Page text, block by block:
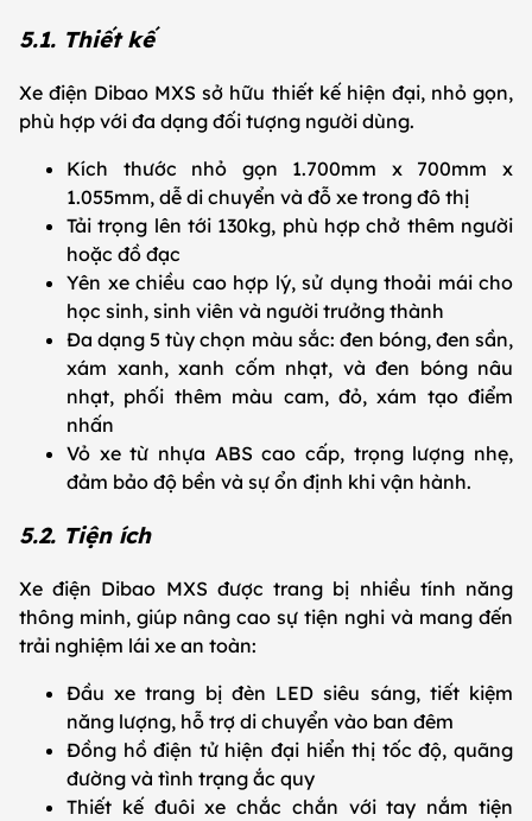
5.1. Thiết kế
Xe điện Dibao MXS sở hữu thiết kế hiện đại, nhỏ gọn,
phù hợp với đa dạng đối tượng người dùng.
Kích thước nhỏ gọn 1.700mm x 700mm x
1.055mm, dễ di chuyển và đỗ xe trong đô thị
Tải trọng lên tới 130kg, phù hợp chở thêm người
hoặc đồ đạc
Yên xe chiều cao hợp lý, sử dụng thoải mái cho
học sinh, sinh viên và người trưởng thành
Đa dạng 5 tùy chọn màu sắc: đen bóng, đen sần,
xám xanh, xanh cốm nhạt, và đen bóng nâu
nhạt, phối thêm màu cam, đỏ, xám tạo điểm
nhấn
Vỏ xe từ nhựa ABS cao cấp, trọng lượng nhẹ,
đảm bảo độ bền và sự ổn định khi vận hành.
5.2. Tiện ích
Xe điện Dibao MXS được trang bị nhiều tính năng
thông minh, giúp nâng cao sự tiện nghi và mang đến
trải nghiệm lái xe an toàn:
Đầu xe trang bị đèn LED siêu sáng, tiết kiệm
năng lượng, hỗ trợ di chuyển vào ban đêm
Đồng hồ điện tử hiện đại hiển thị tốc độ, quãng
đường và tình trạng ắc quy
Thiết kế đuôi xe chắc chắn với tay nắm tiện